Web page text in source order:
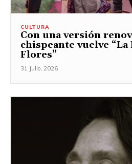
CULTURA
Con una versión
chispeante vuelve “La
Flores”
31 Julio, 2026